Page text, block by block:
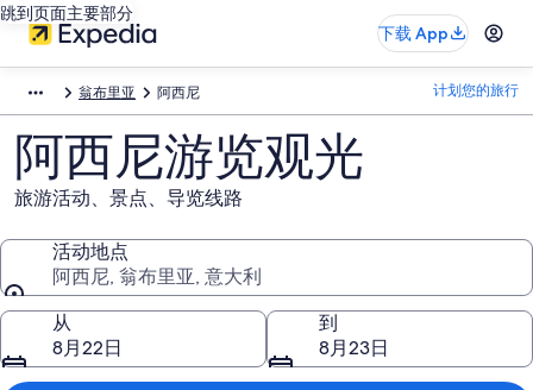
跳到页面主要部分
下载 App
翁布里亚 阿西尼 计划您的旅行
阿西尼游览观光
旅游活动、景点、导览线路
活动地点
阿西尼, 翁布里亚, 意大利
活动地点
从
8月22日
到
8月23日